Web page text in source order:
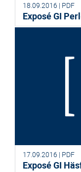
18.09.2016 | PDF
Exposé GI
17.09.2016 | PDF
Exposé GI